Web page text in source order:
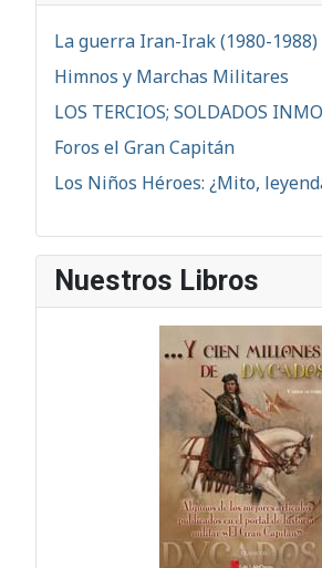
La guerra Iran-Irak (1980-1988)
Himnos y Marchas Militares
LOS TERCIOS; SOLDADOS
Foros el Gran Capitán
Los Niños Héroes: ¿Mito,
Nuestros Libros